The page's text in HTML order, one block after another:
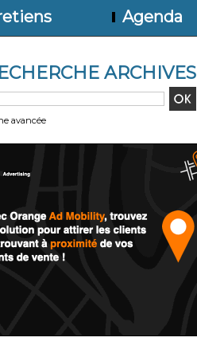
Agenda
ARCHIVES
avancée